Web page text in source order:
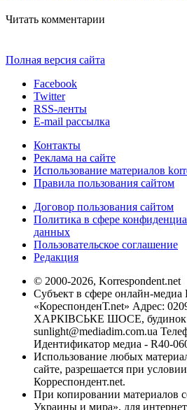
Читать комментарии
Полная версия сайта
Facebook
Twitter
RSS-ленты
E-mail рассылка
Контакты
Реклама на сайте
Использование материалов
Правила пользования сайтом
Договор пользования сайтом
Политика в сфере
данных
Пользовательское соглашение
Редакция
© 2000-2026, Korrespondent.net
Субъект в сфере онлайн-
«КореспонденТ.net» Адрес:
ХАРКІВСЬКЕ ШОСЕ, будинок
sunlight@mediadim.com.ua
Идентификатор медиа - R40-
Использование любых
сайте, разрешается при
Корреспондент.net.
При копировании материалов
Украины и мира», для